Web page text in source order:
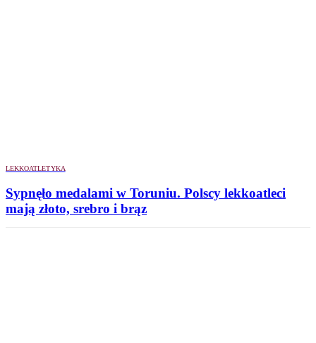
LEKKOATLETYKA
Sypnęło medalami w Toruniu. Polscy lekkoatleci
mają złoto, srebro i brąz